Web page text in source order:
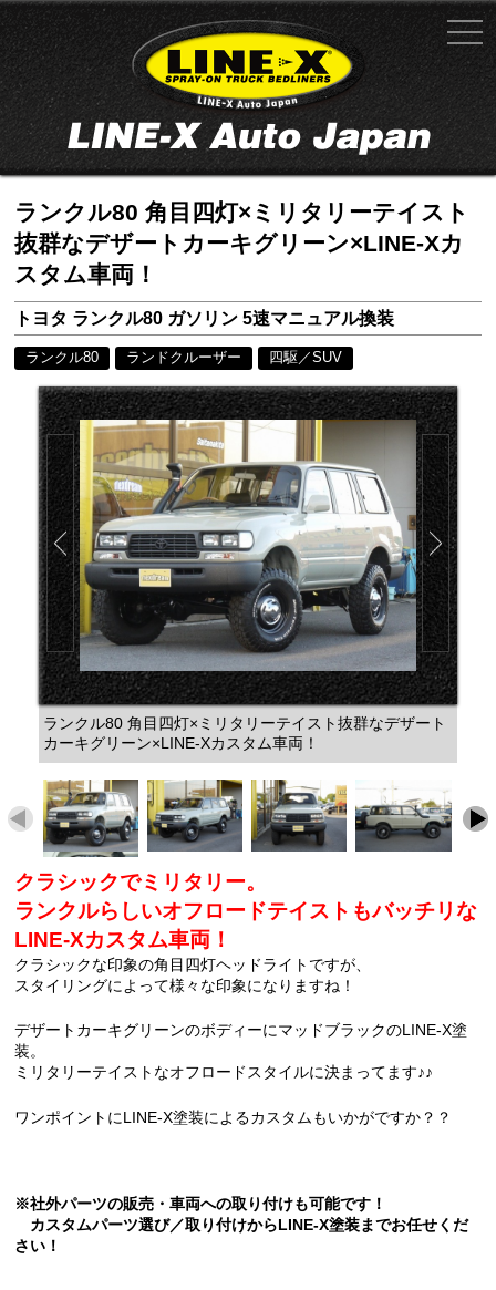
ランクル80 角目四灯×ミリタリーテイスト
抜群なデザートカーキグリーン×LINE-Xカ
スタム車両！
トヨタ ランクル80 ガソリン 5速マニュアル換装
ランクル80 ランドクルーザー 四駆／SUV
ランクル80 角目四灯×ミリタリーテイスト抜群なデザート
カーキグリーン×LINE-Xカスタム車両！
クラシックでミリタリー。
ランクルらしいオフロードテイストもバッチリな
LINE-Xカスタム車両！
クラシックな印象の角目四灯ヘッドライトですが、
スタイリングによって様々な印象になりますね！
デザートカーキグリーンのボディーにマッドブラックのLINE-X塗
装。
ミリタリーテイストなオフロードスタイルに決まってます♪♪
ワンポイントにLINE-X塗装によるカスタムもいかがですか？？
※社外パーツの販売・車両への取り付けも可能です！
カスタムパーツ選び／取り付けからLINE-X塗装までお任せくだ
さい！